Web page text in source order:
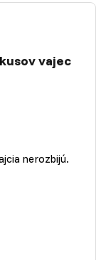
vajec
nerozbijú.